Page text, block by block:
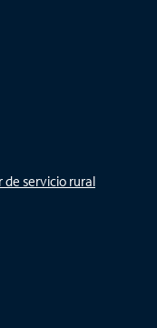
de servicio rural